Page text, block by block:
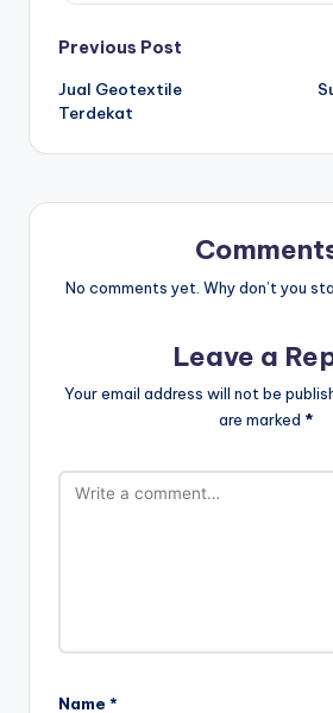
Post
navigation
Previous Post
Jual Geotextile
Terdekat
No comments yet. Why don’t you
Leave a
Your email address will not be
are marked *
Name *